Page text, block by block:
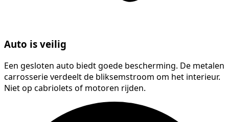
Auto is veilig
Een gesloten auto biedt goede bescherming. De metalen
carrosserie verdeelt de bliksemstroom om het interieur.
Niet op cabriolets of motoren rijden.